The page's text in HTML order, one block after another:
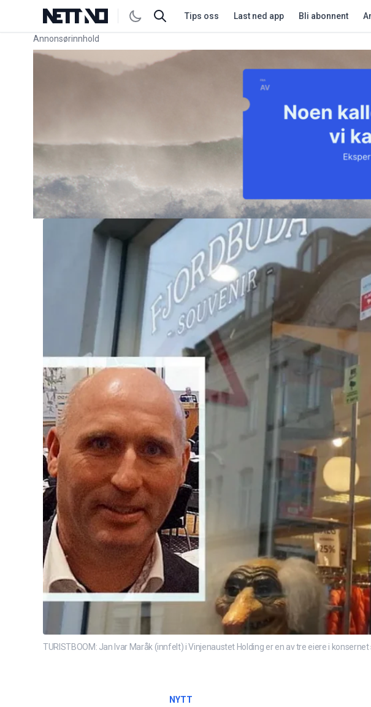
Tips oss Last ned app Bli abonnent
Annonsørinnhold
Link for annonse
TURISTBOOM: Jan Ivar Maråk (innfelt) i Vinjenaustet Holding er en av tre eiere i
NYTT